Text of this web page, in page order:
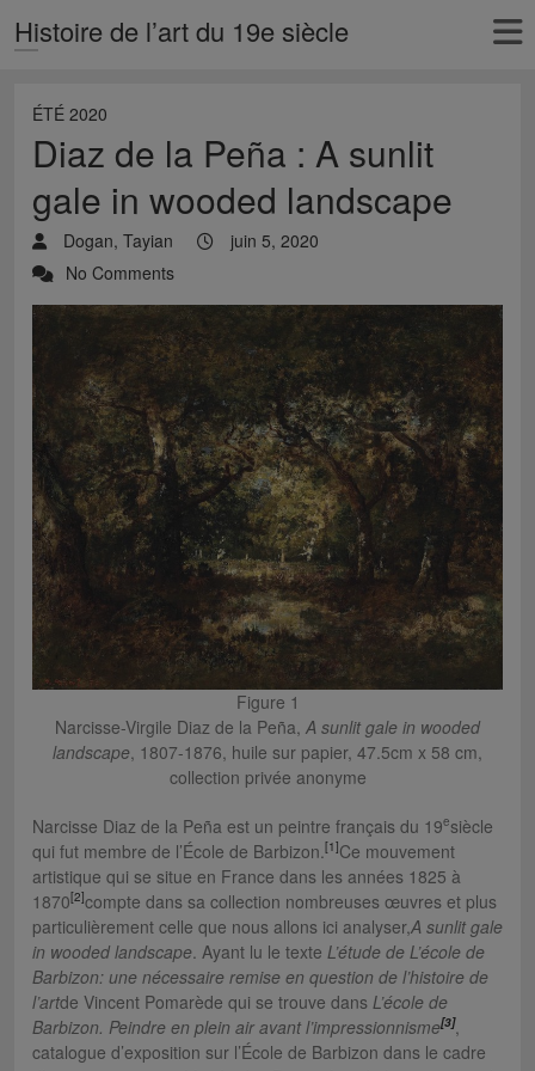
Histoire de l’art du 19e siècle
ÉTÉ 2020
Diaz de la Peña : A sunlit
gale in wooded landscape
Dogan, Tayian
juin 5, 2020
No Comments
Figure 1
Narcisse-Virgile Diaz de la Peña, A sunlit gale in wooded
landscape, 1807-1876, huile sur papier, 47.5cm x 58 cm,
collection privée anonyme
Narcisse Diaz de la Peña est un peintre français du 19esiècle
qui fut membre de l’École de Barbizon.[1]Ce mouvement
artistique qui se situe en France dans les années 1825 à
1870[2]compte dans sa collection nombreuses œuvres et plus
particulièrement celle que nous allons ici analyser,A sunlit gale
in wooded landscape. Ayant lu le texte L’étude de L’école de
Barbizon: une nécessaire remise en question de l’histoire de
l’artde Vincent Pomarède qui se trouve dans L’école de
Barbizon. Peindre en plein air avant l’impressionnisme[3],
catalogue d’exposition sur l’École de Barbizon dans le cadre